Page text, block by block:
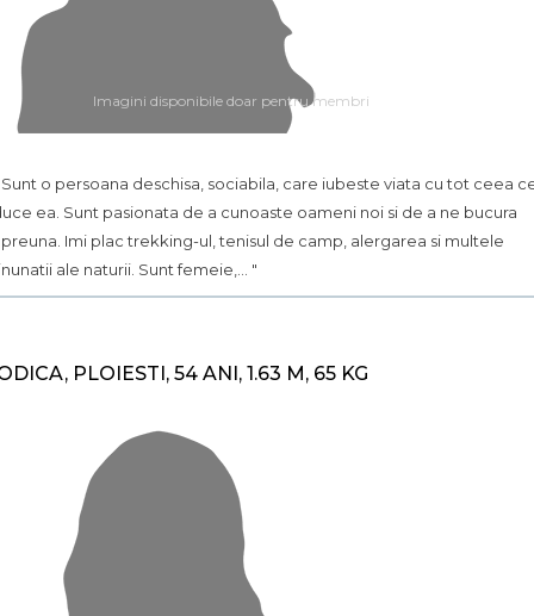
Imagini disponibile doar pentru membri
Sunt o persoana deschisa, sociabila, care iubeste viata cu tot ceea
ea. Sunt pasionata de a cunoaste oameni noi si de a ne bucura
Imi plac trekking-ul, tenisul de camp, alergarea si multele
ale naturii. Sunt femeie,... "
PLOIESTI, 54 ANI, 1.63 M, 65 KG